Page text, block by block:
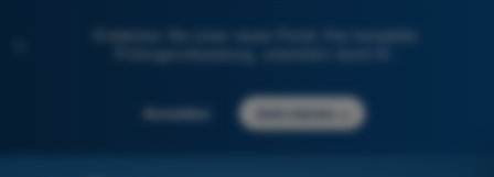
Entdecken Sie unser neues Portal: Ihre komplette
Prüfungsvorbereitung, unterstützt durch KI.
Anmelden Jetzt starten